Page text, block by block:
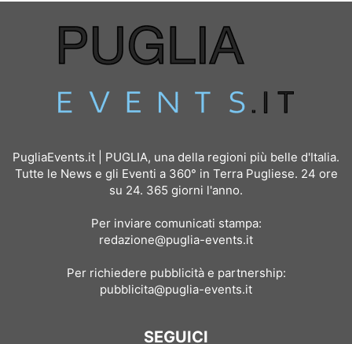
PugliaEvents.it | PUGLIA, una della regioni più belle d'Italia.
Tutte le News e gli Eventi a 360° in Terra Pugliese. 24 ore
su 24. 365 giorni l'anno.
Per inviare comunicati stampa:
redazione@puglia-events.it
Per richiedere pubblicità e partnership:
pubblicita@puglia-events.it
SEGUICI